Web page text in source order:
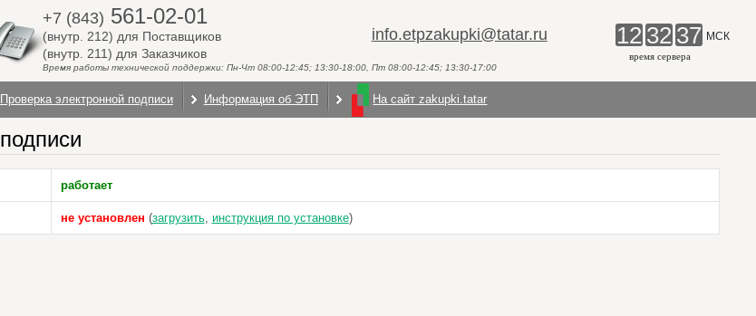
+7 (843) 561-02-01
(внутр. 212) для Поставщиков
(внутр. 211) для Заказчиков
info.etpzakupki@tatar.ru
Время работы технической поддержки: Пн-Чт 08:00-12:45; 13:30-18:00, Пт 08:00-12:45; 13:30-17:00
12 32 37 МСК
время сервера
Проверка электронной подписи Информация об ЭТП На сайт zakupki.tatar
работает
не установлен (загрузить, инструкция по установке)